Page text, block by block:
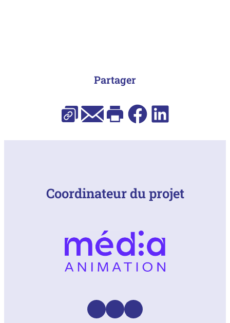
Partager
Copier l’URL
E-mailImprimerFacebookLinkedIn
Coordinateur du projet
Facebook
Instagram
LinkedIn